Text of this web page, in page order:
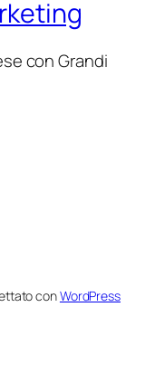
con Grandi
conWordPress